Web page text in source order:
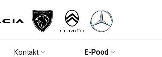
Kontakt E-Pood